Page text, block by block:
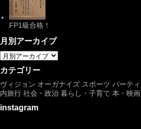
FP1級合格！
月別アーカイブ
カテゴリー
ヴィジョン オーガナイズ スポーツ パーティ
内旅行 社会・政治 暮らし・子育て 本・映画
instagram